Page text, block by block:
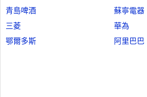
青島啤酒
蘇寧電器
三菱
華為
鄂爾多斯
阿里巴巴